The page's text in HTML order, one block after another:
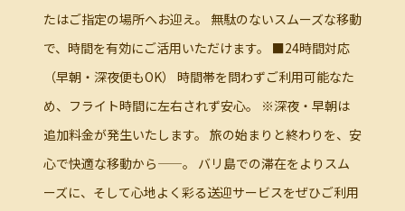
たはご指定の場所へお迎え。 無駄のないスムーズな移動
で、時間を有効にご活用いただけます。 ■24時間対応
（早朝・深夜便もOK） 時間帯を問わずご利用可能なた
め、フライト時間に左右されず安心。 ※深夜・早朝は
追加料金が発生いたします。 旅の始まりと終わりを、安
心で快適な移動から——。 バリ島での滞在をよりスム
ーズに、そして心地よく彩る送迎サービスをぜひご利用